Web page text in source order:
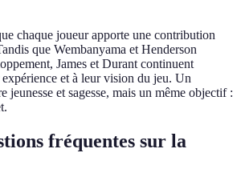
chaque joueur apporte une contribution
que Wembanyama et Henderson
James et Durant continuent
et à leur vision du jeu. Un
jeunesse et sagesse, mais un même objectif :
fréquentes sur la